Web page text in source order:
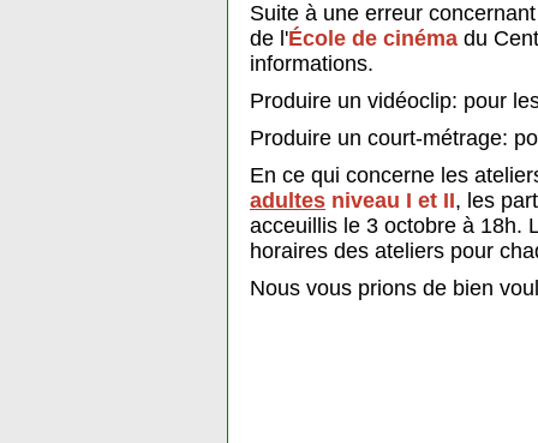
Suite à une erreur
de l'École de cinéma du
informations.
Produire un vidéoclip: pour
Produire un court-métrage:
En ce qui concerne les
adultes niveau I et II, les
acceuillis le 3 octobre à 18h.
horaires des ateliers pour
Nous vous prions de bien